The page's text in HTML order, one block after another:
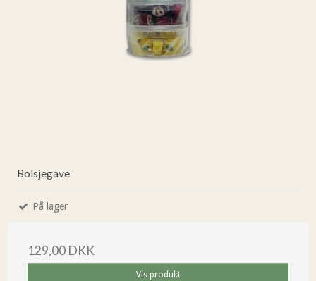
Bolsjegave
På lager
129,00 DKK
Vis produkt